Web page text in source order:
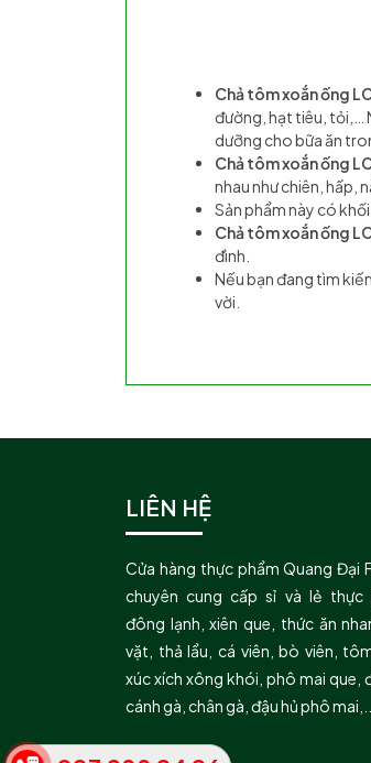
Chả tôm xoắn ống
đường, hạt tiêu, tỏi,…
dưỡng cho bữa ăn
Chả tôm xoắn ống
nhau như chiên, hấp,
Sản phẩm này có
Chả tôm xoắn ống
đình.
Nếu bạn đang tìm
vời.
LIÊN HỆ
Cửa hàng thực phẩm Quang Đại
chuyên cung cấp sỉ và lẻ thực
đông lạnh, xiên que, thức ăn
vặt, thả lẩu, cá viên, bò viên,
xúc xích xông khói, phô mai que,
cánh gà, chân gà, đậu hủ phô mai,...